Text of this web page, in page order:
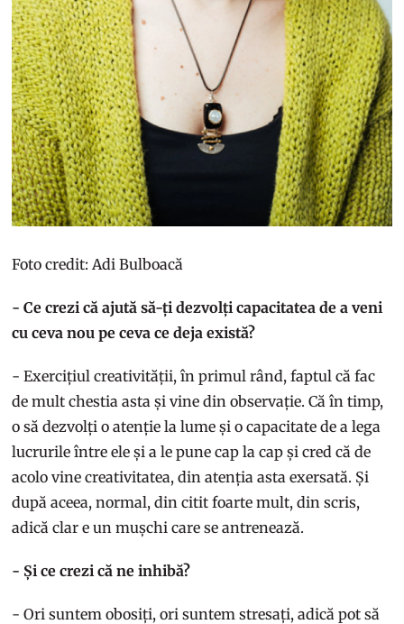
Foto credit: Adi Bulboacă
- Ce crezi că ajută să-ți dezvolți capacitatea de a veni
cu ceva nou pe ceva ce deja există?
- Exercițiul creativității, în primul rând, faptul că fac
de mult chestia asta și vine din observație. Că în timp,
o să dezvolți o atenție la lume și o capacitate de a lega
lucrurile între ele și a le pune cap la cap și cred că de
acolo vine creativitatea, din atenția asta exersată. Și
după aceea, normal, din citit foarte mult, din scris,
adică clar e un mușchi care se antrenează.
- Și ce crezi că ne inhibă?
- Ori suntem obosiți, ori suntem stresați, adică pot să